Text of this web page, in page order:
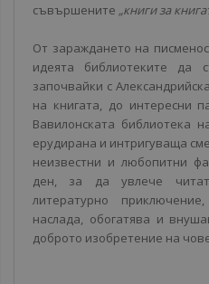
съвършените „книги за
От зараждането на
идеята библиотеките да
започвайки с
на книгата, до интересни
Вавилонската библиотека
ерудирана и интригуваща
неизвестни и любопитни
ден, за да увлече
литературно
наслада, обогатява и
доброто изобретение на